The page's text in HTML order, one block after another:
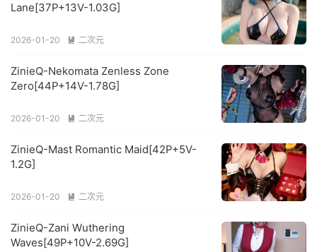
Lane[37P+13V-1.03G]
2026-01-20  二次元
ZinieQ-Nekomata Zenless Zone
Zero[44P+14V-1.78G]
2026-01-20  二次元
ZinieQ-Mast Romantic Maid[42P+5V-
1.2G]
2026-01-20  二次元
ZinieQ-Zani Wuthering
Waves[49P+10V-2.69G]